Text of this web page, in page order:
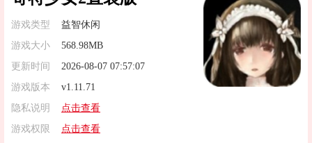
游戏类型
益智休闲
游戏大小
568.98MB
更新时间
2026-08-07 07:57:07
游戏版本
v1.11.71
隐私说明
点击查看
游戏权限
点击查看